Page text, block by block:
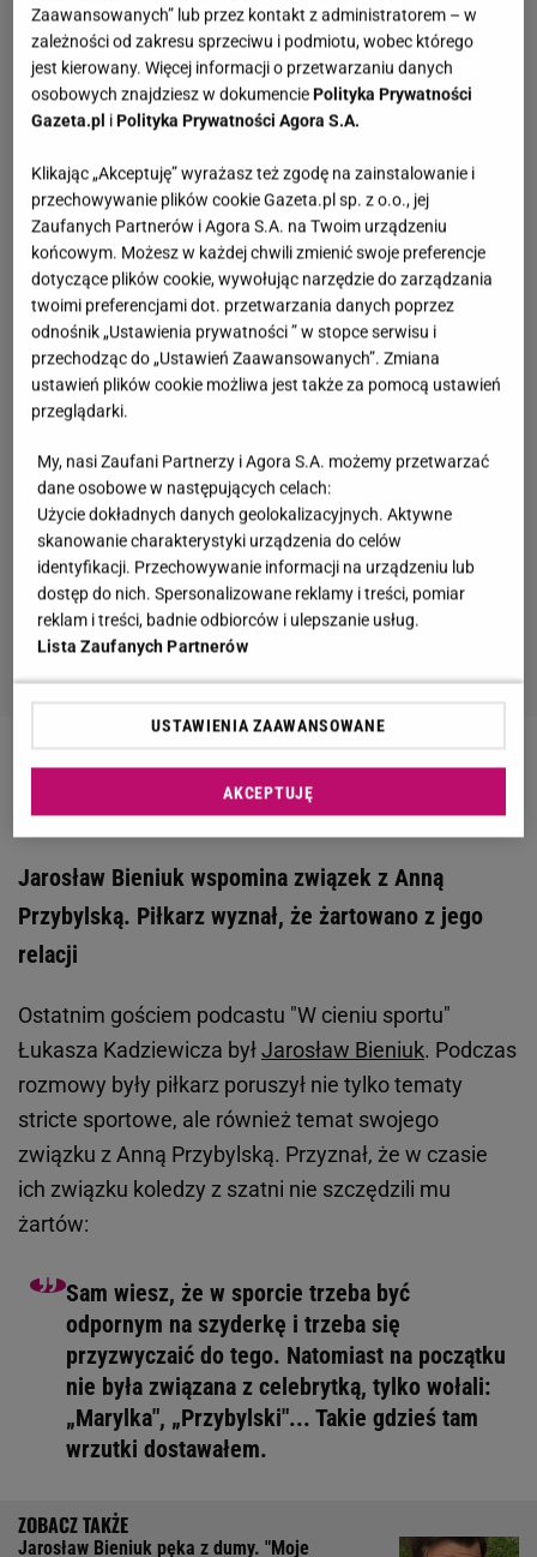
Zobacz wideoJarosław Bieniuk pokazał nagranie ze
Jarosław Bieniuk wspomina związek z Anną
Przybylską. Piłkarz wyznał, że żartowano z jego
relacji
Ostatnim gościem podcastu "W cieniu sportu"
Łukasza Kadziewicza byłJarosław Bieniuk. Podczas
rozmowy były piłkarz poruszył nie tylko tematy
stricte sportowe, ale również temat swojego
związku z Anną Przybylską. Przyznał, że w czasie
ich związku koledzy z szatni nie szczędzili mu
żartów:
Sam wiesz, że w sporcie trzeba być
odpornym na szyderkę i trzeba się
przyzwyczaić do tego. Natomiast na początku
nie była związana z celebrytką, tylko wołali:
„Marylka", „Przybylski"... Takie gdzieś tam
wrzutki dostawałem.
Jarosław Bieniuk pęka z dumy. "Moje
Zaawansowanych” lub przez kontakt z administratorem – w
zależności od zakresu sprzeciwu i podmiotu, wobec którego
jest kierowany. Więcej informacji o przetwarzaniu danych
osobowych znajdziesz w dokumencie Polityka Prywatności
Gazeta.pl i Polityka Prywatności Agora S.A.
Klikając „Akceptuję” wyrażasz też zgodę na zainstalowanie i
przechowywanie plików cookie Gazeta.pl sp. z o.o., jej
Zaufanych Partnerów i Agora S.A. na Twoim urządzeniu
końcowym. Możesz w każdej chwili zmienić swoje preferencje
dotyczące plików cookie, wywołując narzędzie do zarządzania
twoimi preferencjami dot. przetwarzania danych poprzez
odnośnik „Ustawienia prywatności ” w stopce serwisu i
przechodząc do „Ustawień Zaawansowanych”. Zmiana
ustawień plików cookie możliwa jest także za pomocą ustawień
przeglądarki.
My, nasi Zaufani Partnerzy i Agora S.A. możemy przetwarzać
dane osobowe w następujących celach:
Użycie dokładnych danych geolokalizacyjnych. Aktywne
skanowanie charakterystyki urządzenia do celów
identyfikacji. Przechowywanie informacji na urządzeniu lub
dostęp do nich. Spersonalizowane reklamy i treści, pomiar
reklam i treści, badnie odbiorców i ulepszanie usług.
Lista Zaufanych Partnerów
USTAWIENIA ZAAWANSOWANE
AKCEPTUJĘ